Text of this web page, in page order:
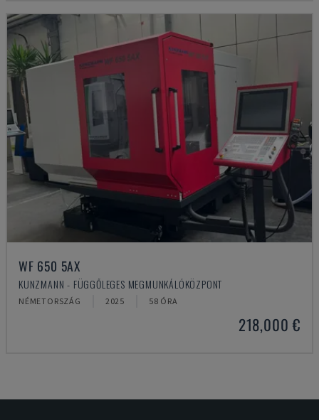
WF 650 5AX
KUNZMANN - FÜGGŐLEGES MEGMUNKÁLÓKÖZPONT
NÉMETORSZÁG 2025 58 ÓRA
218,000 €